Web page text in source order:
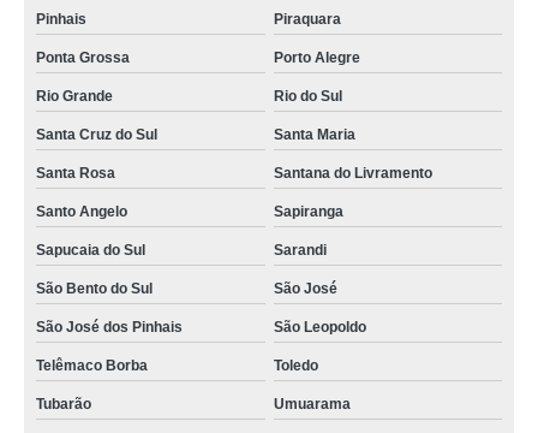
Pinhais Piraquara
Ponta Grossa Porto Alegre
Rio Grande Rio do Sul
Santa Cruz do Sul Santa Maria
Santa Rosa Santana do Livramento
Santo Angelo Sapiranga
Sapucaia do Sul Sarandi
São Bento do Sul São José
São José dos Pinhais São Leopoldo
Telêmaco Borba Toledo
Tubarão Umuarama